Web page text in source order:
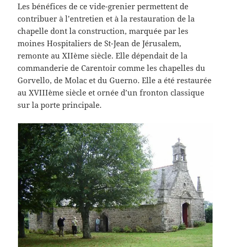
Les bénéfices de ce vide-grenier permettent de
contribuer à l’entretien et à la restauration de la
chapelle dont la construction, marquée par les
moines Hospitaliers de St-Jean de Jérusalem,
remonte au XIIème siècle. Elle dépendait de la
commanderie de Carentoir comme les chapelles du
Gorvello, de Molac et du Guerno. Elle a été restaurée
au XVIIIème siècle et ornée d’un fronton classique
sur la porte principale.